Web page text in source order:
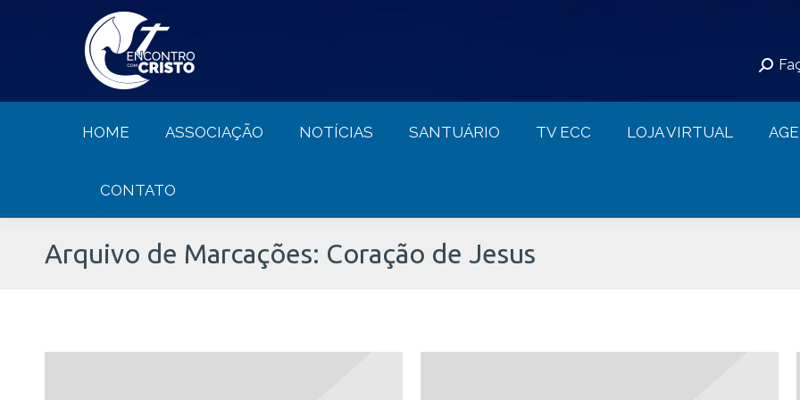
HOME ASSOCIAÇÃO NOTÍCIAS SANTUÁRIO TV ECC LOJA VIRTUAL
CONTATO
Arquivo de Marcações: Coração de Jesus
HOME